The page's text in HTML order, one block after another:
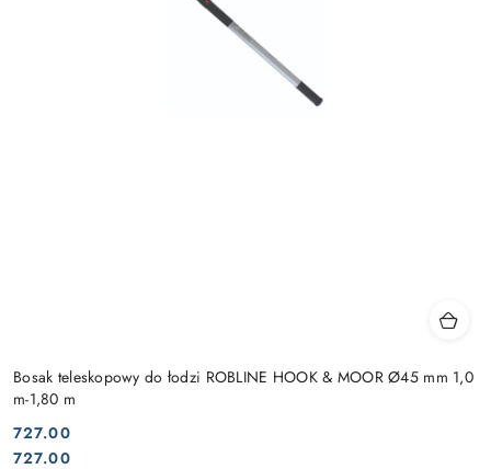
Bosak teleskopowy do łodzi ROBLINE HOOK & MOOR Ø45 mm 1,0
m-1,80 m
Cena:
727.00
Cena:
727.00